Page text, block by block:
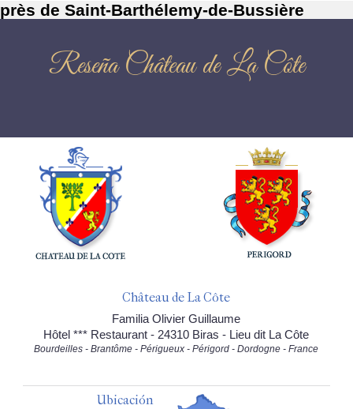
près de Saint-Barthélemy-de-Bussière
Reseña Château de La Côte
Château de La Côte
Familia Olivier Guillaume
Hôtel *** Restaurant - 24310 Biras - Lieu dit La Côte
Bourdeilles - Brantôme - Périgueux - Périgord - Dordogne - France
Ubicación